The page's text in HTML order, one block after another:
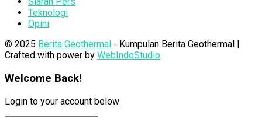
Teknologi
Opini
© 2025 Berita Geothermal - Kumpulan Berita Geothermal |
Crafted with power by WebIndoStudio
Welcome Back!
Login to your account below